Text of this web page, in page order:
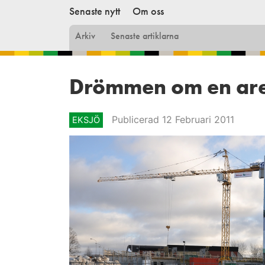
Senaste nytt Om oss
Arkiv Senaste artiklarna
Drömmen om en
EKSJÖ Publicerad 12 Februari 2011